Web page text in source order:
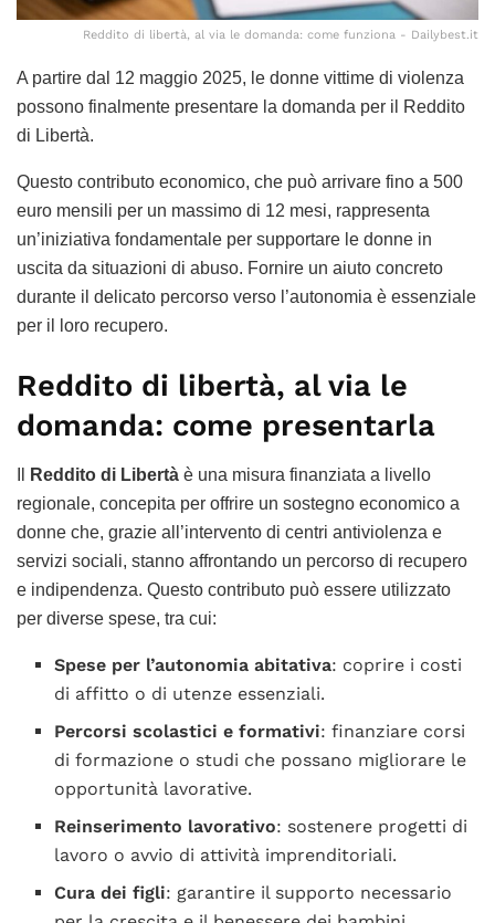
Reddito di libertà, al via le domanda: come funziona - Dailybest.it
A partire dal 12 maggio 2025, le donne vittime di violenza
possono finalmente presentare la domanda per il Reddito
di Libertà.
Questo contributo economico, che può arrivare fino a 500
euro mensili per un massimo di 12 mesi, rappresenta
un’iniziativa fondamentale per supportare le donne in
uscita da situazioni di abuso. Fornire un aiuto concreto
durante il delicato percorso verso l’autonomia è essenziale
per il loro recupero.
Reddito di libertà, al via le
domanda: come presentarla
Reddito di Libertà è una misura finanziata a livello
regionale, concepita per offrire un sostegno economico a
donne che, grazie all’intervento di centri antiviolenza e
servizi sociali, stanno affrontando un percorso di recupero
e indipendenza. Questo contributo può essere utilizzato
per diverse spese, tra cui:
Spese per l’autonomia abitativa: coprire i costi
di affitto o di utenze essenziali.
Percorsi scolastici e formativi: finanziare corsi
di formazione o studi che possano migliorare le
opportunità lavorative.
Reinserimento lavorativo: sostenere progetti di
lavoro o avvio di attività imprenditoriali.
Cura dei figli: garantire il supporto necessario